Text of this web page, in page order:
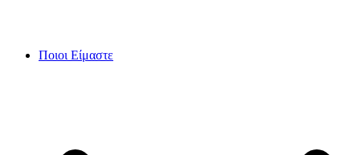
Ποιοι Είμαστε